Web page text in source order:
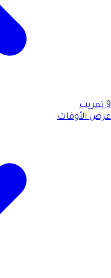
9 ثمريت
عرض الأوقات